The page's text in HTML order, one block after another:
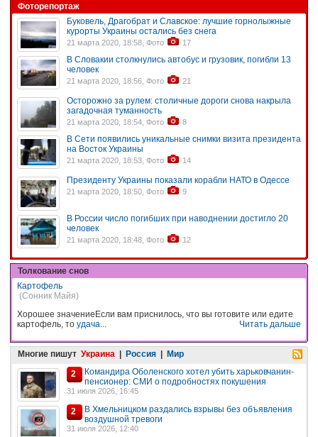
Фоторепортаж
Буковель, Драгобрат и Славское: лучшие горнолыжные
курорты Украины остались без снега
21 марта 2020, 18:58, Фото 17
В Словакии столкнулись автобус и грузовик, погибли 13
человек
21 марта 2020, 18:56, Фото 21
Осторожно за рулем: столичные дороги снова накрыла
загадочная туманность
21 марта 2020, 18:54, Фото 8
В Сети появились уникальные снимки визита президента
на Восток Украины
21 марта 2020, 18:53, Фото 14
Президенту Украины показали корабли НАТО в Одессе
21 марта 2020, 18:50, Фото 9
В России число погибших при наводнении достигло 20
человек
21 марта 2020, 18:48, Фото 12
Толкование снов
Картофель
(Сонник Майя)
Хорошее значениеЕсли вам приснилось, что вы готовите или едите
картофель, то удача... Читать дальше
Многие пишут Украина | Россия | Мир
2
Командира Оболенского хотел убить харьковчанин-
пенсионер: СМИ о подробностях покушения
31 июля 2026, 16:45
2
В Хмельницком раздались взрывы без объявления
воздушной тревоги
31 июля 2026, 12:40